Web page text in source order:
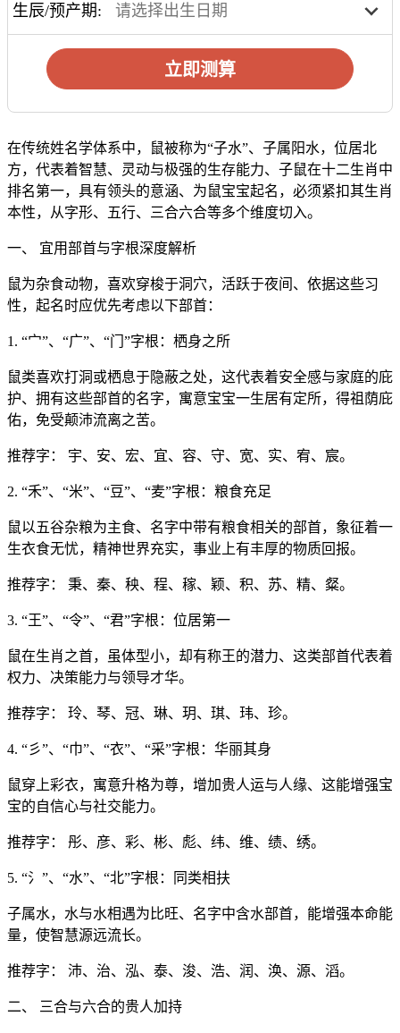
生辰/预产期:
立即测算
在传统姓名学体系中，鼠被称为“子水”、子属阳水，位居北
方，代表着智慧、灵动与极强的生存能力、子鼠在十二生肖中
排名第一，具有领头的意涵、为鼠宝宝起名，必须紧扣其生肖
本性，从字形、五行、三合六合等多个维度切入。
一、 宜用部首与字根深度解析
鼠为杂食动物，喜欢穿梭于洞穴，活跃于夜间、依据这些习
性，起名时应优先考虑以下部首：
1. “宀”、“广”、“门”字根：栖身之所
鼠类喜欢打洞或栖息于隐蔽之处，这代表着安全感与家庭的庇
护、拥有这些部首的名字，寓意宝宝一生居有定所，得祖荫庇
佑，免受颠沛流离之苦。
推荐字： 宇、安、宏、宜、容、守、宽、实、宥、宸。
2. “禾”、“米”、“豆”、“麦”字根：粮食充足
鼠以五谷杂粮为主食、名字中带有粮食相关的部首，象征着一
生衣食无忧，精神世界充实，事业上有丰厚的物质回报。
推荐字： 秉、秦、秧、程、稼、颖、积、苏、精、粲。
3. “王”、“令”、“君”字根：位居第一
鼠在生肖之首，虽体型小，却有称王的潜力、这类部首代表着
权力、决策能力与领导才华。
推荐字： 玲、琴、冠、琳、玥、琪、玮、珍。
4. “彡”、“巾”、“衣”、“采”字根：华丽其身
鼠穿上彩衣，寓意升格为尊，增加贵人运与人缘、这能增强宝
宝的自信心与社交能力。
推荐字： 彤、彦、彩、彬、彪、纬、维、绩、绣。
5. “氵”、“水”、“北”字根：同类相扶
子属水，水与水相遇为比旺、名字中含水部首，能增强本命能
量，使智慧源远流长。
推荐字： 沛、治、泓、泰、浚、浩、润、涣、源、滔。
二、 三合与六合的贵人加持